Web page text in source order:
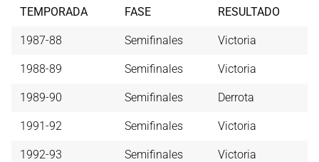
TEMPORADA FASE RESULTADO
1987-88 Semifinales Victoria
1988-89 Semifinales Victoria
1989-90 Semifinales Derrota
1991-92 Semifinales Victoria
1992-93 Semifinales Victoria